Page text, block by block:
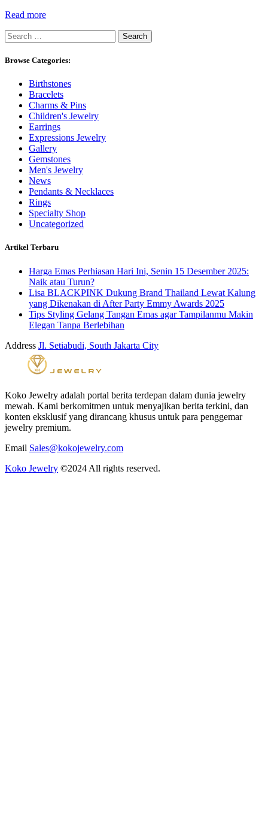
Read more
Search
for:
Browse Categories:
Birthstones
Bracelets
Charms & Pins
Children's Jewelry
Earrings
Expressions Jewelry
Gallery
Gemstones
Men's Jewelry
News
Pendants & Necklaces
Rings
Specialty Shop
Uncategorized
Artikel Terbaru
Harga Emas Perhiasan Hari Ini, Senin 15 Desember 2025:
Naik atau Turun?
Lisa BLACKPINK Dukung Brand Thailand Lewat Kalung
yang Dikenakan di After Party Emmy Awards 2025
Tips Styling Gelang Tangan Emas agar Tampilanmu Makin
Elegan Tanpa Berlebihan
Address Jl. Setiabudi, South Jakarta City
Koko Jewelry adalah portal berita terdepan dalam dunia jewelry
mewah. Kami berkomitmen untuk menyajikan berita terkini, dan
konten eksklusif yang dirancang khusus untuk para penggemar
jewelry premium.
Email Sales@kokojewelry.com
Koko Jewelry ©2024 All rights reserved.